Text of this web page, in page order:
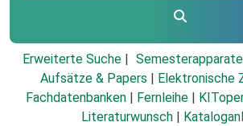
Erweiterte Suche Semesterapparate
Aufsätze & Papers
Elektronische
Fachdatenbanken
Fernleihe
Literaturwunsch